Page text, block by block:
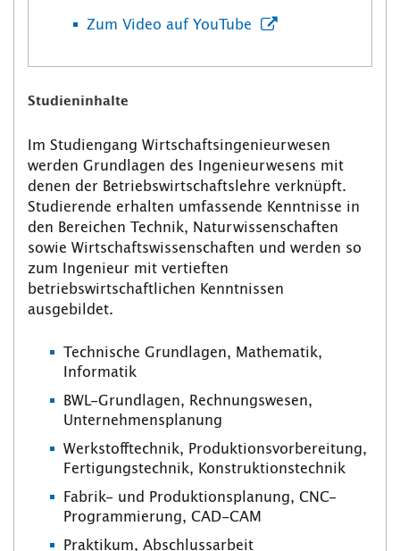
Zum Video auf YouTube
Studieninhalte
Im Studiengang Wirtschaftsingenieurwesen
werden Grundlagen des Ingenieurwesens mit
denen der Betriebswirtschaftslehre verknüpft.
Studierende erhalten umfassende Kenntnisse in
den Bereichen Technik, Naturwissenschaften
sowie Wirtschaftswissenschaften und werden so
zum Ingenieur mit vertieften
betriebswirtschaftlichen Kenntnissen
ausgebildet.
Technische Grundlagen, Mathematik,
Informatik
BWL-Grundlagen, Rechnungswesen,
Unternehmensplanung
Werkstofftechnik, Produktionsvorbereitung,
Fertigungstechnik, Konstruktionstechnik
Fabrik- und Produktionsplanung, CNC-
Programmierung, CAD-CAM
Praktikum, Abschlussarbeit